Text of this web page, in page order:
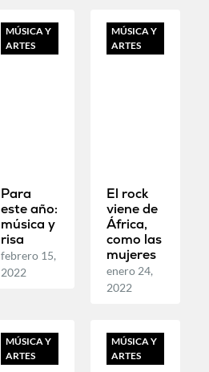
MÚSICA Y
ARTES
Para
este año:
música y
risa
febrero 15,
2022
MÚSICA Y
ARTES
El rock
viene de
África,
como las
mujeres
enero 24,
2022
MÚSICA Y
ARTES
MÚSICA Y
ARTES